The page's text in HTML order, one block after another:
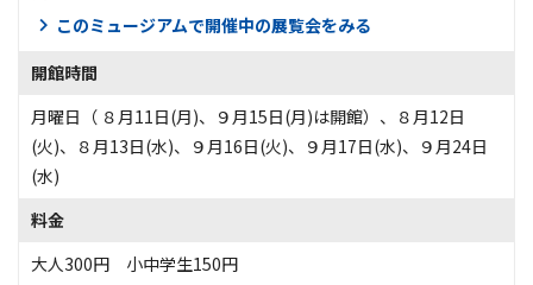
このミュージアムで開催中の展覧会をみる
開館時間
月曜日（ ８月11日(月)、９月15日(月)は開館）、８月12日
(火)、８月13日(水)、９月16日(火)、９月17日(水)、９月24日
(水)
料金
大人300円 小中学生150円